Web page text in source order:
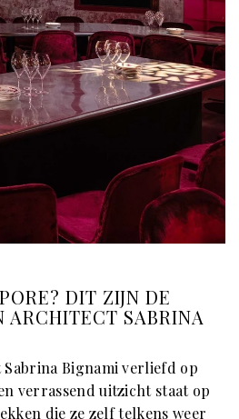
DIT ZIJN DE
ARCHITECT SABRINA
Bignami verliefd op
verrassend uitzicht staat op
die ze zelf telkens weer